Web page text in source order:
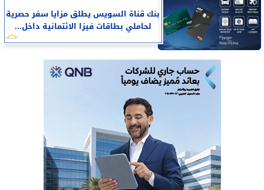
بنك قناة السويس يطلق مزايا سفر حصرية
لحاملي بطاقات فيزا الائتمانية داخل...